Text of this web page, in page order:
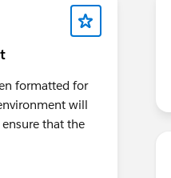
formatted for
will
that the